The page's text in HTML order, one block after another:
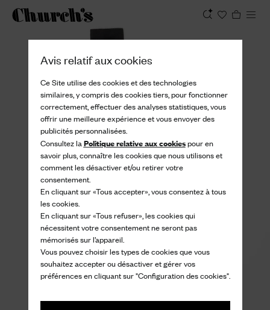
Avis relatif aux cookies
Ce Site utilise des cookies et des technologies
similaires, y compris des cookies tiers, pour fonctionner
correctement, effectuer des analyses statistiques, vous
offrir une meilleure expérience et vous envoyer des
publicités personnalisées.
Consultez la Politique relative aux cookiespour en
savoir plus, connaître les cookies que nous utilisons et
comment les désactiver et/ou retirer votre
consentement.
En cliquant sur «Tous accepter», vous consentez à tous
les cookies.
En cliquant sur «Tous refuser», les cookies qui
nécessitent votre consentement ne seront pas
mémorisés sur l’appareil.
Vous pouvez choisir les types de cookies que vous
souhaitez accepter ou désactiver et gérer vos
préférences en cliquant sur "Configuration des cookies".
Afficher